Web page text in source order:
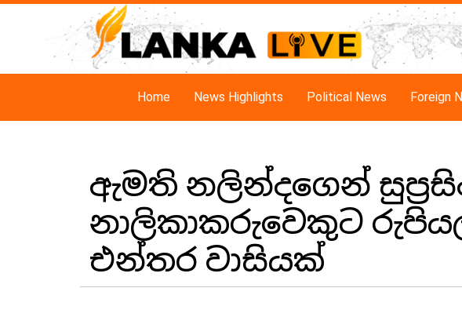
Home News Highlights Political News Foreign
ඇමති නලින්දගෙන්
නාලිකාකරුවෙකුට
එන්තර වාසියක්